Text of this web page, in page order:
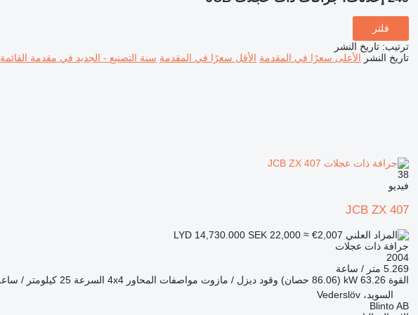
فلتر
ترتيب: تاريخ النشر
تاريخ النشر الأعلى سعرًا في المقدمة الأقل سعرًا في المقدمة سنة التصنيع - الجديد في مقدمة القائمة
38
فيديو
JCB ZX 407
SEK 22,000 ≈ €2,007
جرافة ذات عجلات
2004
5.269 متر / ساعة
القوة 63.26 kW (86.06 حصان) وقود ديزل / مازوت مواصفات المحاور 4x4 السرعة 25 كيلومتر / ساعة
السويد، Vederslöv
Blinto AB